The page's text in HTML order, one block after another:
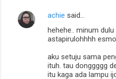
achie said…
hehehe.. minum
astapirulohhhh
aku setuju sama
ituh. tau donggggg
itu kaga ada lampu